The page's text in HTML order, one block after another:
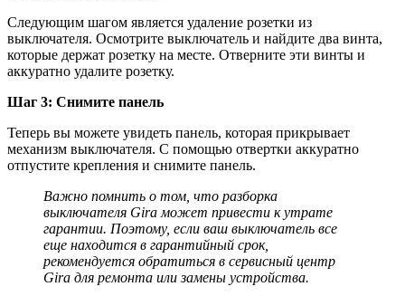
Следующим шагом является удаление розетки из
выключателя. Осмотрите выключатель и найдите два винта,
которые держат розетку на месте. Отверните эти винты и
аккуратно удалите розетку.
Шаг 3: Снимите панель
Теперь вы можете увидеть панель, которая прикрывает
механизм выключателя. С помощью отвертки аккуратно
отпустите крепления и снимите панель.
Важно помнить о том, что разборка
выключателя Gira может привести к утрате
гарантии. Поэтому, если ваш выключатель все
еще находится в гарантийный срок,
рекомендуется обратиться в сервисный центр
Gira для ремонта или замены устройства.